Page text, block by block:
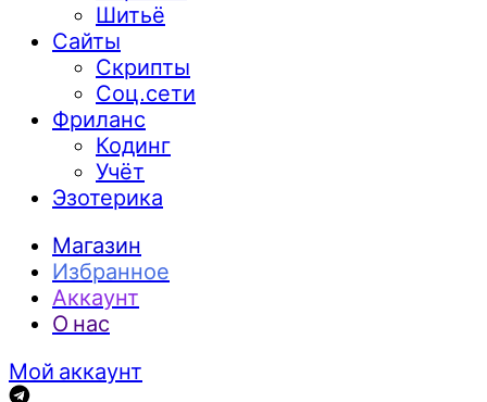
Шитьё
Сайты
Скрипты
Соц.сети
Фриланс
Кодинг
Учёт
Эзотерика
Магазин
Избранное
Аккаунт
О нас
Мой аккаунт